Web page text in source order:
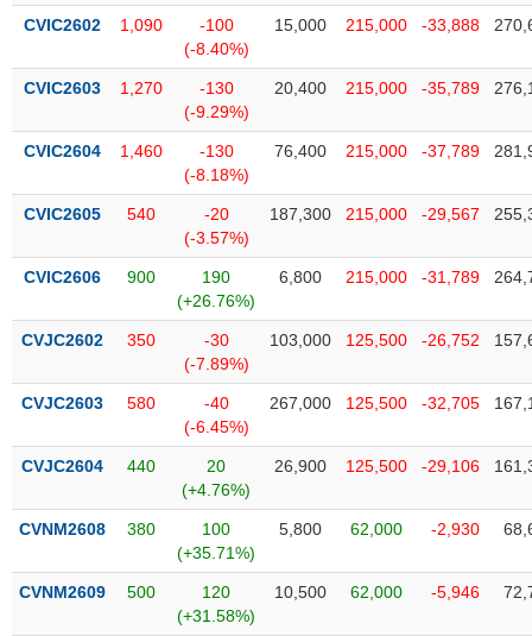
CVIC2602 1,090
-100
(-8.40%)
15,000 215,000 -33,888
CVIC2603 1,270
-130
(-9.29%)
20,400 215,000 -35,789
CVIC2604 1,460
-130
(-8.18%)
76,400 215,000 -37,789
CVIC2605 540
-20
(-3.57%)
187,300 215,000 -29,567
CVIC2606 900
190
(+26.76%)
6,800 215,000 -31,789
CVJC2602 350
-30
(-7.89%)
103,000 125,500 -26,752
CVJC2603 580
-40
(-6.45%)
267,000 125,500 -32,705
CVJC2604 440
20
(+4.76%)
26,900 125,500 -29,106
CVNM2608 380
100
(+35.71%)
5,800 62,000 -2,930
CVNM2609 500
120
(+31.58%)
10,500 62,000 -5,946
ÍCH
ĐỘNG
chứng
khoán
Tất cả Cổ phiếu Chỉ số Chứng chỉ quỹ Chứng
Lãnh
(-)
Người nội bộ